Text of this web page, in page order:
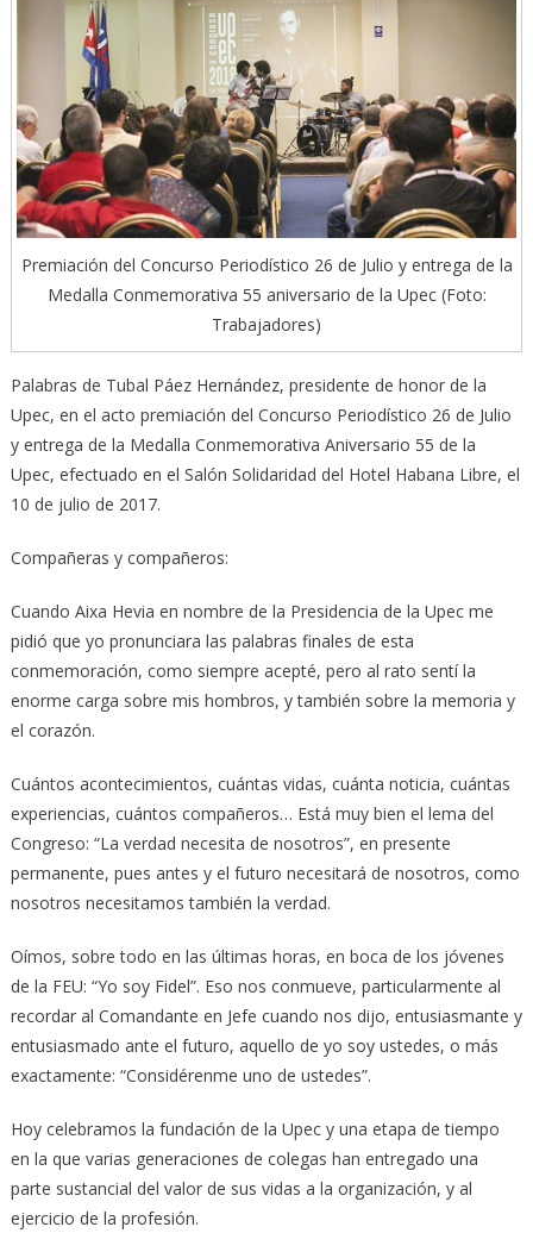
Premiación del Concurso Periodístico 26 de Julio y entrega de la
Medalla Conmemorativa 55 aniversario de la Upec (Foto:
Trabajadores)
Palabras de Tubal Páez Hernández, presidente de honor de la
Upec, en el acto premiación del Concurso Periodístico 26 de Julio
y entrega de la Medalla Conmemorativa Aniversario 55 de la
Upec, efectuado en el Salón Solidaridad del Hotel Habana Libre, el
10 de julio de 2017.
Compañeras y compañeros:
Cuando Aixa Hevia en nombre de la Presidencia de la Upec me
pidió que yo pronunciara las palabras finales de esta
conmemoración, como siempre acepté, pero al rato sentí la
enorme carga sobre mis hombros, y también sobre la memoria y
el corazón.
Cuántos acontecimientos, cuántas vidas, cuánta noticia, cuántas
experiencias, cuántos compañeros… Está muy bien el lema del
Congreso: “La verdad necesita de nosotros”, en presente
permanente, pues antes y el futuro necesitará de nosotros, como
nosotros necesitamos también la verdad.
Oímos, sobre todo en las últimas horas, en boca de los jóvenes
de la FEU: “Yo soy Fidel”. Eso nos conmueve, particularmente al
recordar al Comandante en Jefe cuando nos dijo, entusiasmante y
entusiasmado ante el futuro, aquello de yo soy ustedes, o más
exactamente: “Considérenme uno de ustedes”.
Hoy celebramos la fundación de la Upec y una etapa de tiempo
en la que varias generaciones de colegas han entregado una
parte sustancial del valor de sus vidas a la organización, y al
ejercicio de la profesión.